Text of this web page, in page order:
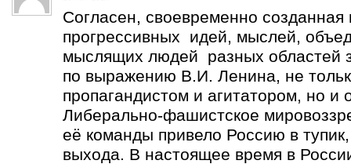
Согласен, своевременно
прогрессивных идей, мыслей,
мыслящих людей разных областей
по выражению В.И. Ленина, не
пропагандистом и агитатором, но и
Либерально-фашистское
её команды привело Россию в
выхода. В настоящее время в